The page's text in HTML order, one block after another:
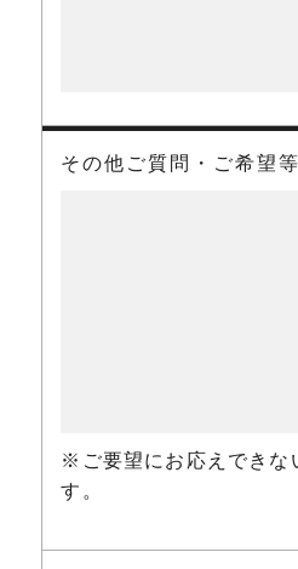
その他ご質問・ご希望
※ご要望にお応えできな
す。